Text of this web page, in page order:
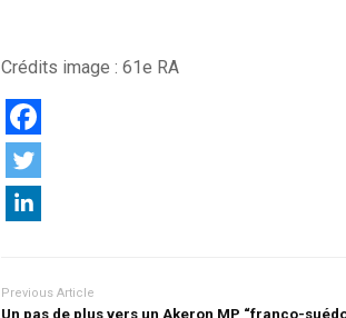
Crédits image : 61e RA
Previous Article
Un pas de plus vers un Akeron MP “franco-